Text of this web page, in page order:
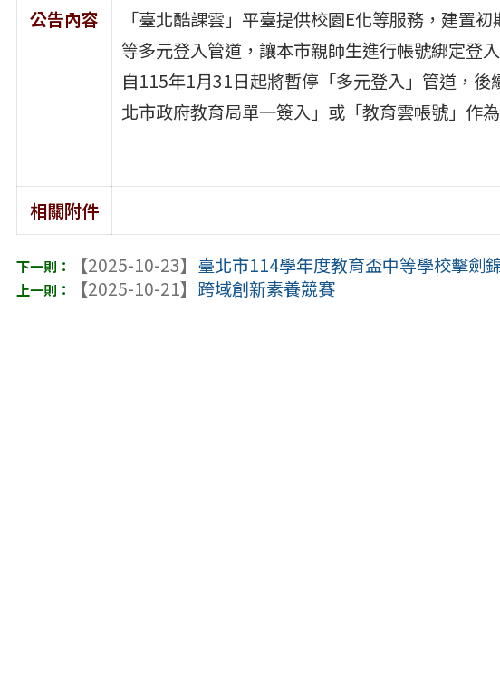
公告內容
「臺北酷課雲」平臺提供校園E化等服務，建
等多元登入管道，讓本市親師生進行帳號綁定登
自115年1月31日起將暫停「多元登入」管道，
北市政府教育局單一簽入」或「教育雲帳號」作
相關附件
【2025-10-23】 臺北市114學年度教育盃中等學校擊劍
【2025-10-21】 跨域創新素養競賽